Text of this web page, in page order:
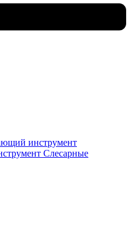
инструмент
Слесарные